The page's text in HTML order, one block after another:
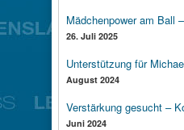
Mädchenpower am Ball
26. Juli 2025
Unterstützung für
August 2024
Verstärkung gesucht –
Juni 2024